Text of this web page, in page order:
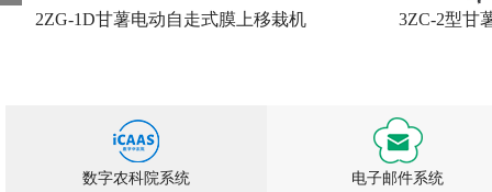
2ZG-1D甘薯电动自走式膜上移栽机 3ZC-2型甘
数字农科院系统 电子邮件系统